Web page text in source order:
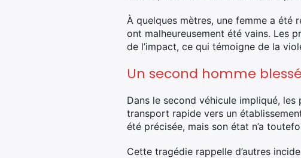
À quelques mètres, une femme a
ont malheureusement été vains. Les
de l’impact, ce qui témoigne de la
Un second homme
Dans le second véhicule impliqué,
transport rapide vers un
été précisée, mais son état n’a
Cette tragédie rappelle d’autres